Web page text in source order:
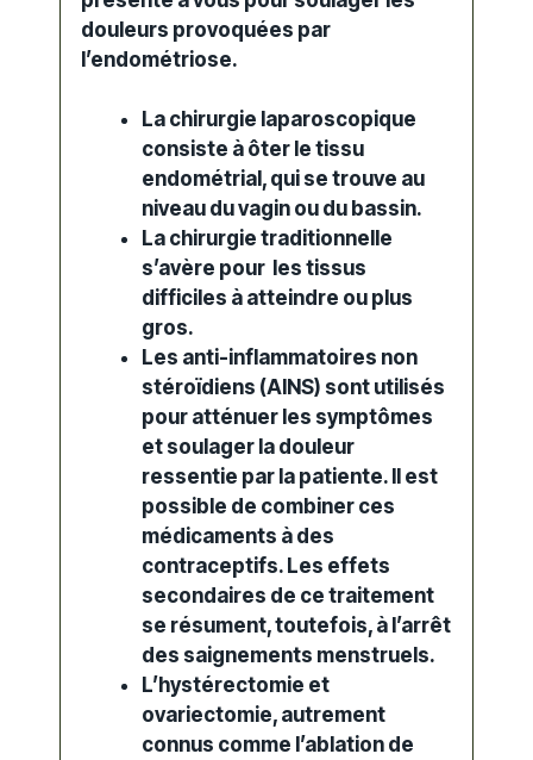
douleurs provoquées par
l’endométriose.
La chirurgie laparoscopique
consiste à ôter le tissu
endométrial, qui se trouve au
niveau du vagin ou du bassin.
La chirurgie traditionnelle
s’avère pour les tissus
difficiles à atteindre ou plus
gros.
Les anti-inflammatoires non
stéroïdiens (AINS) sont utilisés
pour atténuer les symptômes
et soulager la douleur
ressentie par la patiente. Il est
possible de combiner ces
médicaments à des
contraceptifs. Les effets
secondaires de ce traitement
se résument, toutefois, à l’arrêt
des saignements menstruels.
L’hystérectomie et
ovariectomie, autrement
connus comme l’ablation de